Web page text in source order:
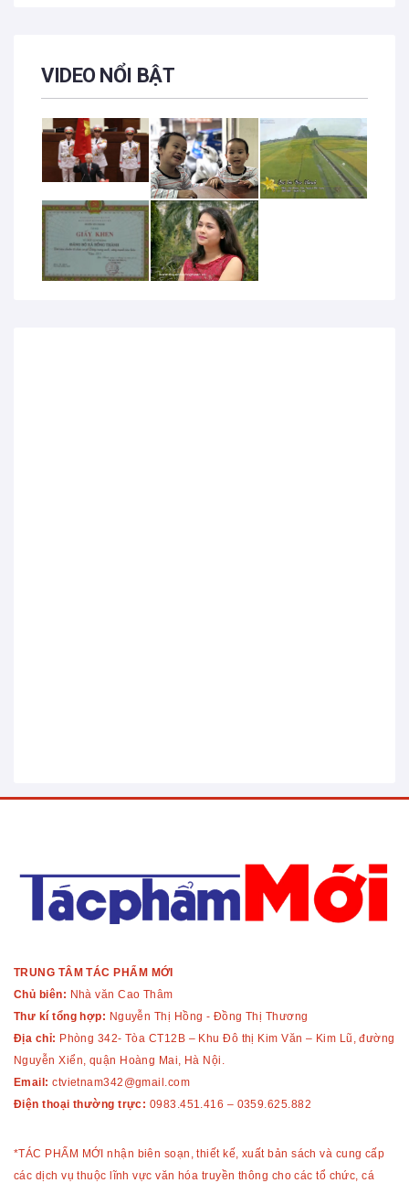
VIDEO NỔI BẬT
TRUNG TÂM TÁC PHẨM MỚI
Chủ biên: Nhà văn Cao Thâm
Thư kí tổng hợp: Nguyễn Thị Hồng - Đồng Thị Thương
Địa chỉ: Phòng 342- Tòa CT12B – Khu Đô thị Kim Văn – Kim Lũ, đường
Nguyễn Xiển, quận Hoàng Mai, Hà Nội.
Email: ctvietnam342@gmail.com
Điện thoại thường trực: 0983.451.416 – 0359.625.882
*TÁC PHẨM MỚI nhận biên soạn, thiết kế, xuất bản sách và cung cấp
các dịch vụ thuộc lĩnh vực văn hóa truyền thông cho các tổ chức, cá